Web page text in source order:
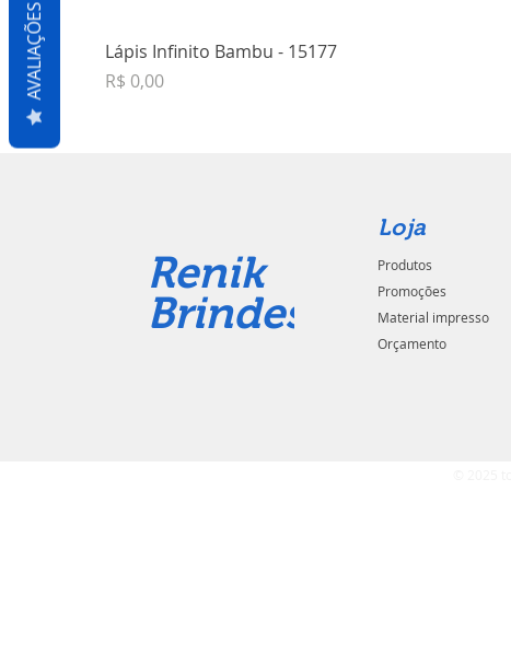
Lápis Infinito Bambu - 15177
Preço
R$ 0,00
Renik
Brindes
Loja
Produtos
Promoções
Material impresso
Orçamento
AVALIAÇÕES